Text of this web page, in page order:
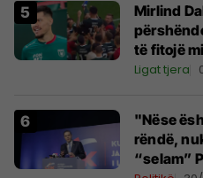
Mirlind
të fitojë
Ligat tjera
"Nëse
rëndë,
“selam”